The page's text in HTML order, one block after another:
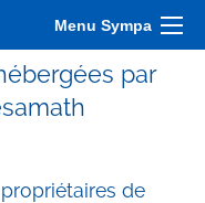
Menu Sympa
par
de